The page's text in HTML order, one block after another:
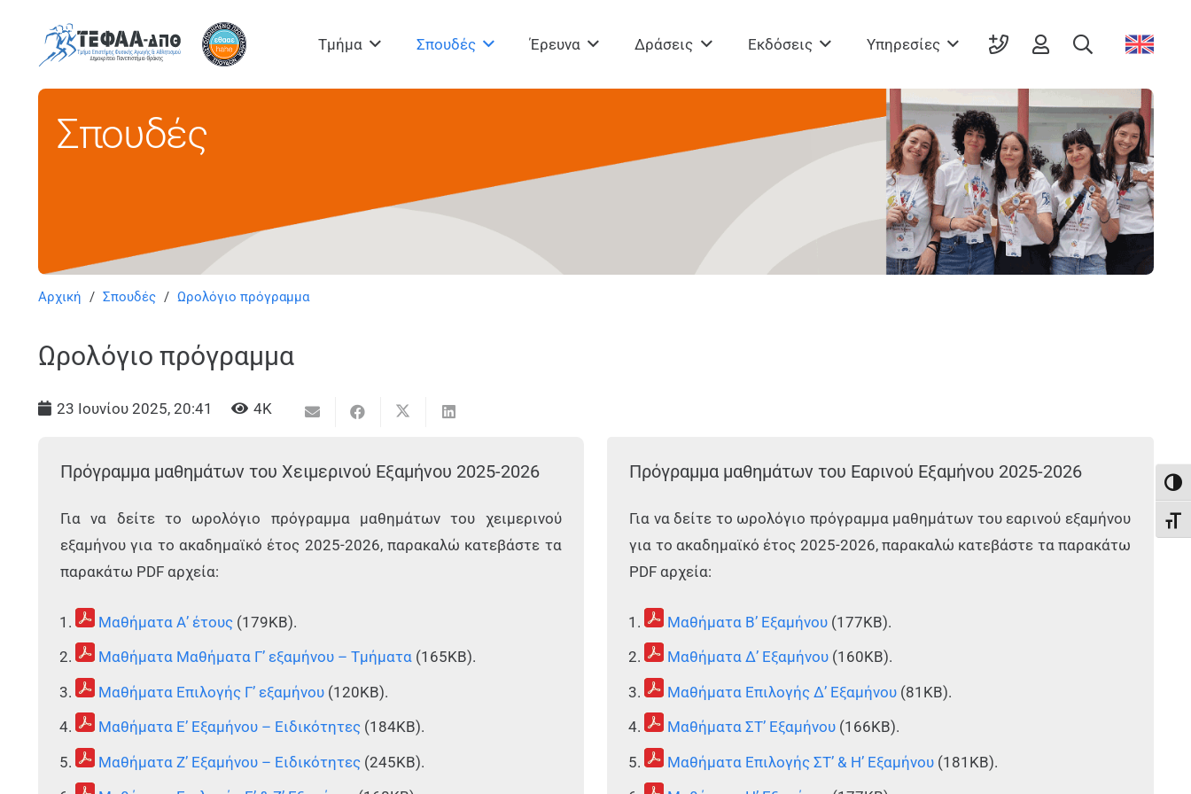
Τμήμα Σπουδές Έρευνα Δράσεις Εκδόσεις Υπηρεσίες
Σπουδές
Αρχική / Σπουδές / Ωρολόγιο πρόγραμμα
Ωρολόγιο πρόγραμμα
23 Ιουνίου 2025, 20:41 4K
Πρόγραμμα μαθημάτων του Xειμερινού Εξαμήνου 2025-2026
Για να δείτε το ωρολόγιο πρόγραμμα μαθημάτων του χειμερινού
εξαμήνου για το ακαδημαϊκό έτος 2025-2026, παρακαλώ κατεβάστε τα
παρακάτω PDF αρχεία:
Μαθήματα Α’ έτους (179KB).
Μαθήματα Μαθήματα Γ’ εξαμήνου – Τμήματα (165KB).
Μαθήματα Επιλογής Γ’ εξαμήνου (120KB).
Μαθήματα Ε’ Εξαμήνου – Ειδικότητες (184KB).
Μαθήματα Ζ’ Εξαμήνου – Ειδικότητες (245KB).
Πρόγραμμα μαθημάτων του Εαρινού Εξαμήνου 2025-2026
Για να δείτε το ωρολόγιο πρόγραμμα μαθημάτων του εαρινού εξαμήνου
για το ακαδημαϊκό έτος 2025-2026, παρακαλώ κατεβάστε τα παρακάτω
PDF αρχεία:
Μαθήματα Β’ Εξαμήνου (177KB).
Μαθήματα Δ’ Εξαμήνου (160KB).
Μαθήματα Επιλογής Δ’ Εξαμήνου (81KB).
Μαθήματα ΣΤ’ Εξαμήνου (166KB).
Μαθήματα Επιλογής ΣΤ’ & Η’ Εξαμήνου (181KB).